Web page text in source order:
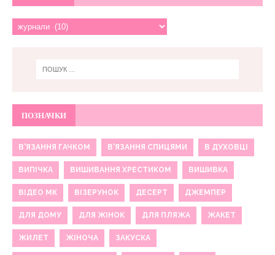
ПОЗНАЧКИ
В'ЯЗАННЯ ГАЧКОМ В'ЯЗАННЯ СПИЦЯМИ В ДУХОВЦІ
ВИПІЧКА ВИШИВАННЯ ХРЕСТИКОМ ВИШИВКА
ВІДЕО МК ВІЗЕРУНОК ДЕСЕРТ ДЖЕМПЕР
ДЛЯ ДОМУ ДЛЯ ЖІНОК ДЛЯ ПЛЯЖА ЖАКЕТ
ЖИЛЕТ ЖІНОЧА ЗАКУСКА